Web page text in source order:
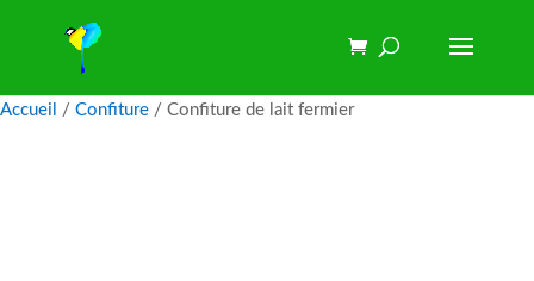
Accueil / Confiture / Confiture de lait fermier